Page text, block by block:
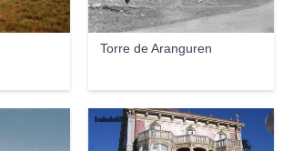
Torre de Aranguren
bekele68